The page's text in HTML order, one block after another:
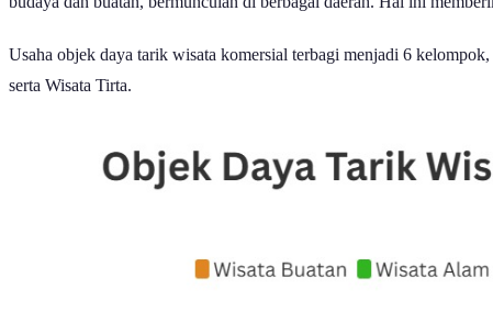
Usaha objek daya tarik wisata komersial terbagi menjadi 6
serta Wisata Tirta.